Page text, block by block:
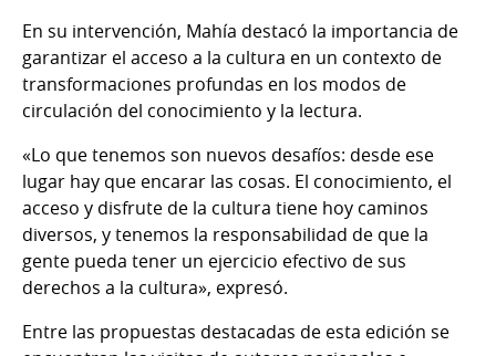
En su intervención, Mahía destacó la importancia de
garantizar el acceso a la cultura en un contexto de
transformaciones profundas en los modos de
circulación del conocimiento y la lectura.
«Lo que tenemos son nuevos desafíos: desde ese
lugar hay que encarar las cosas. El conocimiento, el
acceso y disfrute de la cultura tiene hoy caminos
diversos, y tenemos la responsabilidad de que la
gente pueda tener un ejercicio efectivo de sus
derechos a la cultura», expresó.
Entre las propuestas destacadas de esta edición se